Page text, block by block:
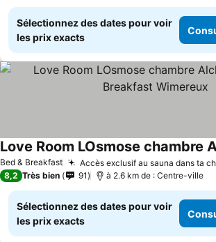
Sélectionnez des dates pour voir
les prix exacts
Bed & Breakfast Accès exclusif au sauna dans ta
8,2 Très bien 91 à 2.6 km de : Centre-ville
Sélectionnez des dates pour voir
les prix exacts